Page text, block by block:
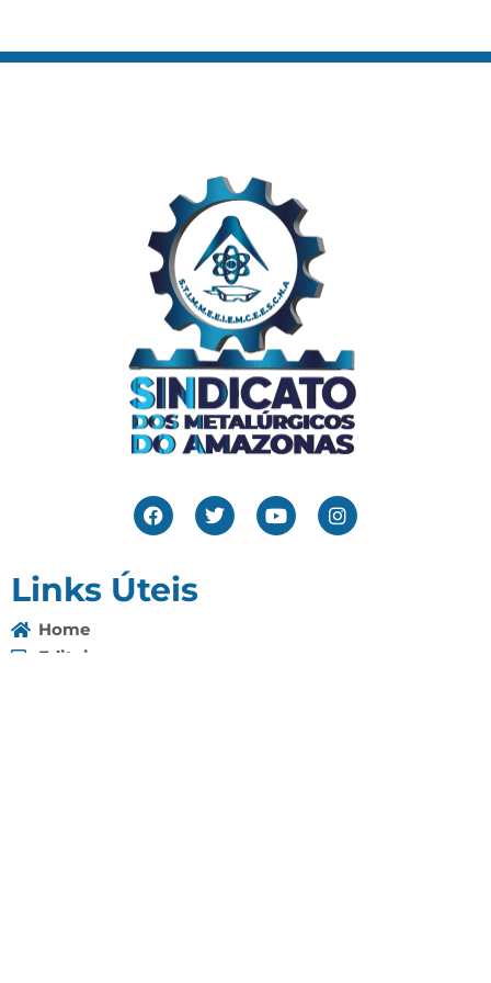
Links Úteis
Home
Editais